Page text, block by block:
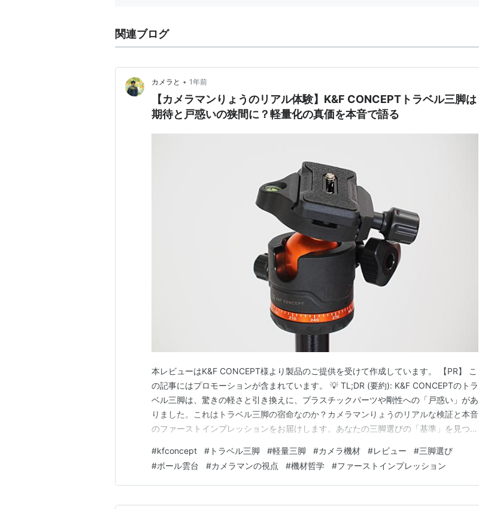
関連ブログ
カメラと • 1年前
【カメラマンりょうのリアル体験】K&F CONCEPTトラベル三脚は
期待と戸惑いの狭間に？軽量化の真価を本音で語る
本レビューはK&F CONCEPT様より製品のご提供を受けて作成しています。 【PR】 こ
の記事にはプロモーションが含まれています。 💡 TL;DR (要約): K&F CONCEPTのトラ
ベル三脚は、驚きの軽さと引き換えに、プラスチックパーツや剛性への「戸惑い」があ
りました。これはトラベル三脚の宿命なのか？カメラマンりょうのリアルな検証と本音
のファーストインプレッションをお届けします。あなたの三脚選びの「基準」を見つけ
ックする】 リンク ✅ この記事でわかること: K&F CONCEPTトラベル三脚の…
#kfconcept # トラベル三脚 #軽量三脚 #カメラ機材 #レビュー #三脚選び
#ボール雲台 #カメラマンの視点 #機材哲学 #ファーストインプレッション